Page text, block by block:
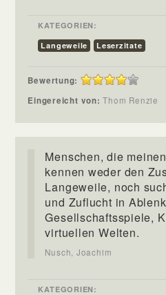
KATEGORIEN:
Langeweile
Leserzitate
Bewertung:
Eingereicht von:Thom Renzie
Menschen, die
kennen weder den
Langeweile, noch
und Zuflucht in
Gesellschaftsspiele,
virtuellen Welten.
Nusch, Joachim
KATEGORIEN: